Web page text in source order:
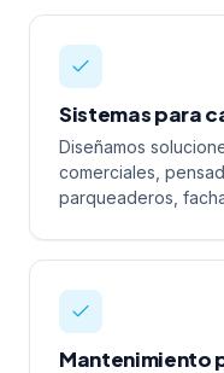
Sistemas para
Diseñamos
comerciales,
parqueaderos,
Mantenimiento